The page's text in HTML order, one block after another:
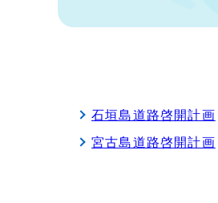
石垣島道路啓開計画
宮古島道路啓開計画